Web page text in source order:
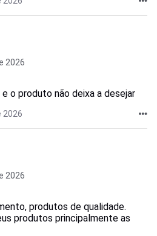
2026
o produto não deixa a desejar
2026
2026
produtos de qualidade.
produtos principalmente as